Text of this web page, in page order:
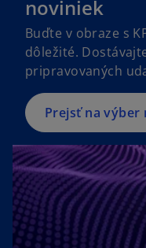
noviniek
Buďte v obraze s
dôležité.
pripravovaných
Prejsť na výber
n
s
n
a
n
e
w
t
a
b